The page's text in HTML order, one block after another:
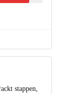
stappen,